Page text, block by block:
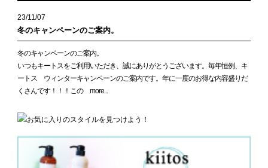
23/11/07
冬のキャンペーンのご案内。
冬のキャンペーンのご案内。
いつもキートスをご利用いただき、誠にありがとうございます。毎年恒例、キ
ートス ウィンターキャンペーンのご案内です。年に一度のお得な内容盛りだ
くさんです！！！この more...